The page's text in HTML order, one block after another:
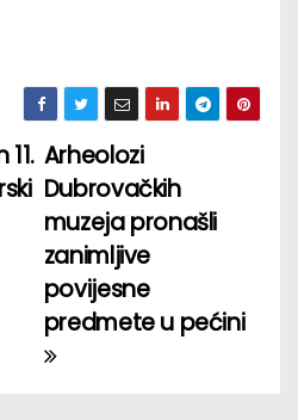
Arheolozi
Dubrovačkih
muzeja pronašli
zanimljive
povijesne
predmete u pećini